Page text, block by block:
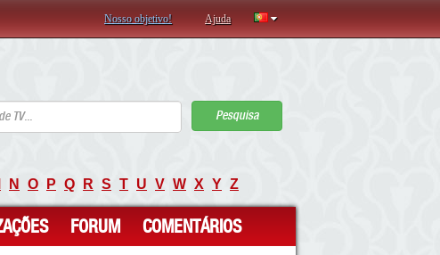
Nosso objetivo! Ajuda
Pesquisa
N O P Q R S T U V W X Y Z
FORUM COMENTÁRIOS